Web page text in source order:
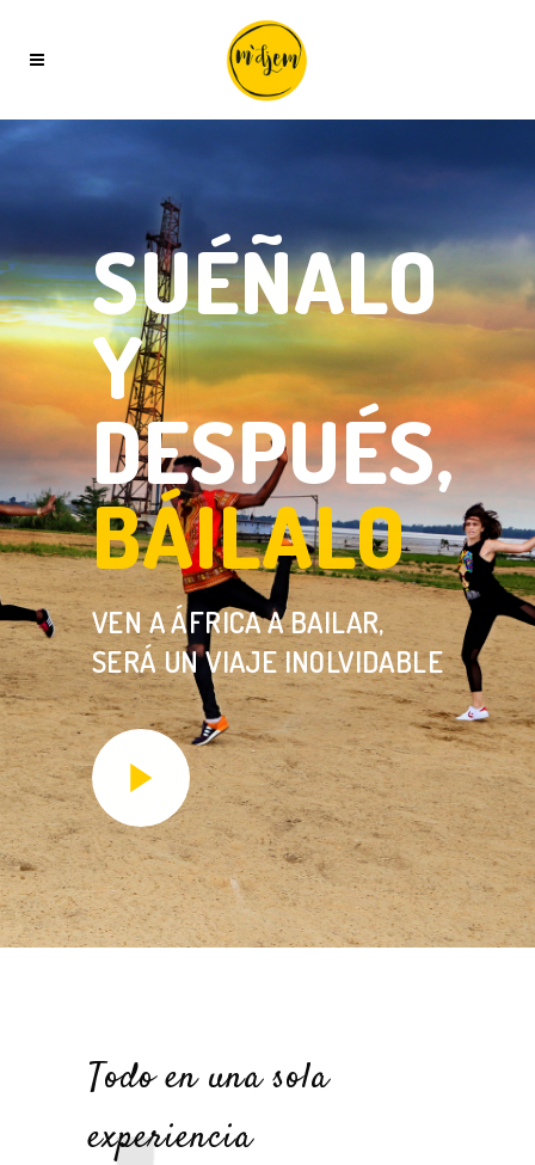
SUÉÑALO
Y
DESPUÉS,
BÁILALO
VEN A ÁFRICA A BAILAR,
SERÁ UN VIAJE INOLVIDABLE
Todo en una sola
experiencia